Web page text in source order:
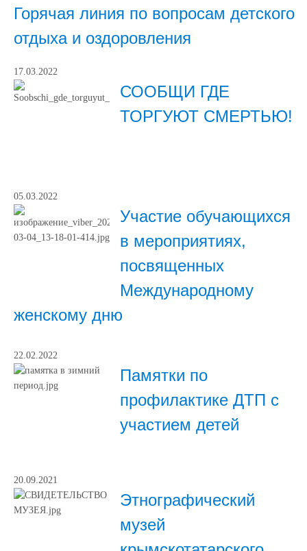
Горячая линия по вопросам детского
отдыха и оздоровления
17.03.2022
СООБЩИ ГДЕ
ТОРГУЮТ СМЕРТЬЮ!
05.03.2022
Участие обучающихся
в мероприятиях,
посвященных
Международному
женскому дню
22.02.2022
Памятки по
профилактике ДТП с
участием детей
20.09.2021
Этнографический
музей